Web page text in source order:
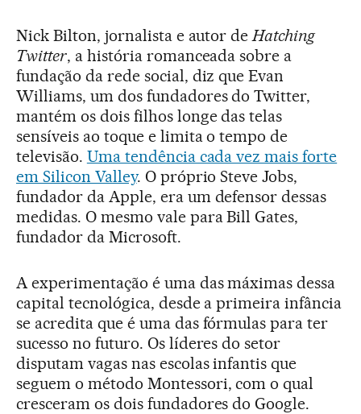
Nick Bilton, jornalista e autor de Hatching
Twitter, a história romanceada sobre a
fundação da rede social, diz que Evan
Williams, um dos fundadores do Twitter,
mantém os dois filhos longe das telas
sensíveis ao toque e limita o tempo de
televisão. Uma tendência cada vez mais forte
em Silicon Valley. O próprio Steve Jobs,
fundador da Apple, era um defensor dessas
medidas. O mesmo vale para Bill Gates,
fundador da Microsoft.
A experimentação é uma das máximas dessa
capital tecnológica, desde a primeira infância
se acredita que é uma das fórmulas para ter
sucesso no futuro. Os líderes do setor
disputam vagas nas escolas infantis que
seguem o método Montessori, com o qual
cresceram os dois fundadores do Google.